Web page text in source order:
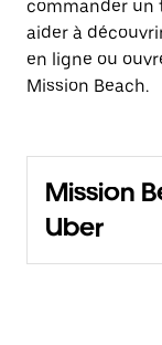
commander un
aider à
en ligne ou
Mission Beach.
Mission
Uber